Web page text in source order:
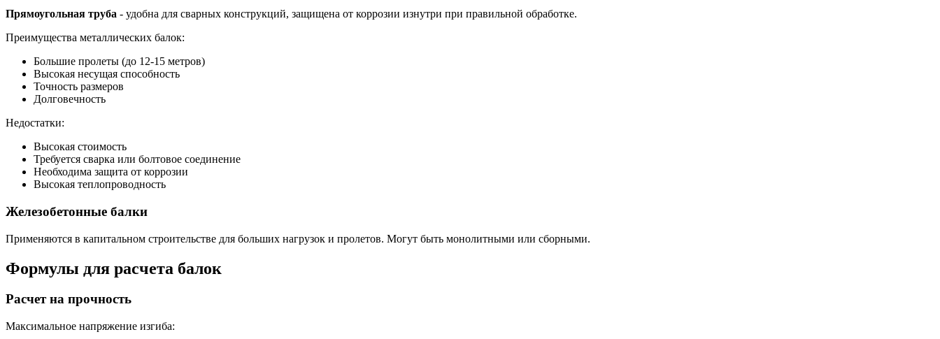
Прямоугольная труба - удобна для сварных конструкций, защищена от коррозии изнутри при правильной обработке.
Преимущества металлических балок:
Большие пролеты (до 12-15 метров)
Высокая несущая способность
Точность размеров
Долговечность
Недостатки:
Высокая стоимость
Требуется сварка или болтовое соединение
Необходима защита от коррозии
Высокая теплопроводность
Железобетонные балки
Применяются в капитальном строительстве для больших нагрузок и пролетов. Могут быть монолитными или сборными.
Формулы для расчета балок
Расчет на прочность
Максимальное напряжение изгиба: